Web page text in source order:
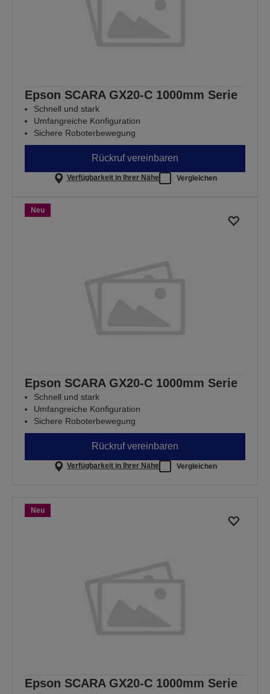
Epson SCARA GX20-C 1000mm Serie
Schnell und stark
Umfangreiche Konfiguration
Sichere Roboterbewegung
Rückruf vereinbaren
Verfügbarkeit in Ihrer Nähe Vergleichen
Neu
Epson SCARA GX20-C 1000mm Serie
Schnell und stark
Umfangreiche Konfiguration
Sichere Roboterbewegung
Rückruf vereinbaren
Verfügbarkeit in Ihrer Nähe Vergleichen
Neu
Epson SCARA GX20-C 1000mm Serie